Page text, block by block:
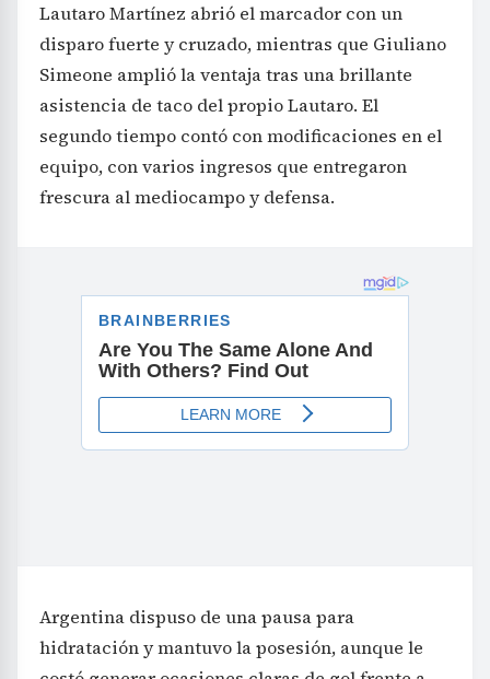
Lautaro Martínez abrió el marcador con un
disparo fuerte y cruzado, mientras que Giuliano
Simeone amplió la ventaja tras una brillante
asistencia de taco del propio Lautaro. El
segundo tiempo contó con modificaciones en el
equipo, con varios ingresos que entregaron
frescura al mediocampo y defensa.
Argentina dispuso de una pausa para
hidratación y mantuvo la posesión, aunque le